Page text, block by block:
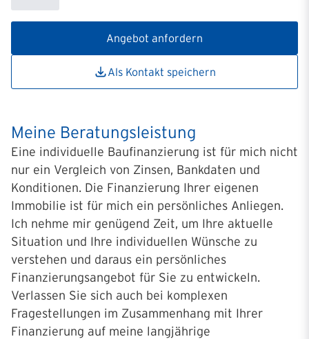
Angebot anfordern
Als Kontakt speichern
Meine Beratungsleistung
Eine individuelle Baufinanzierung ist für mich nicht
nur ein Vergleich von Zinsen, Bankdaten und
Konditionen. Die Finanzierung Ihrer eigenen
Immobilie ist für mich ein persönliches Anliegen.
Ich nehme mir genügend Zeit, um Ihre aktuelle
Situation und Ihre individuellen Wünsche zu
verstehen und daraus ein persönliches
Finanzierungsangebot für Sie zu entwickeln.
Verlassen Sie sich auch bei komplexen
Fragestellungen im Zusammenhang mit Ihrer
Finanzierung auf meine langjährige